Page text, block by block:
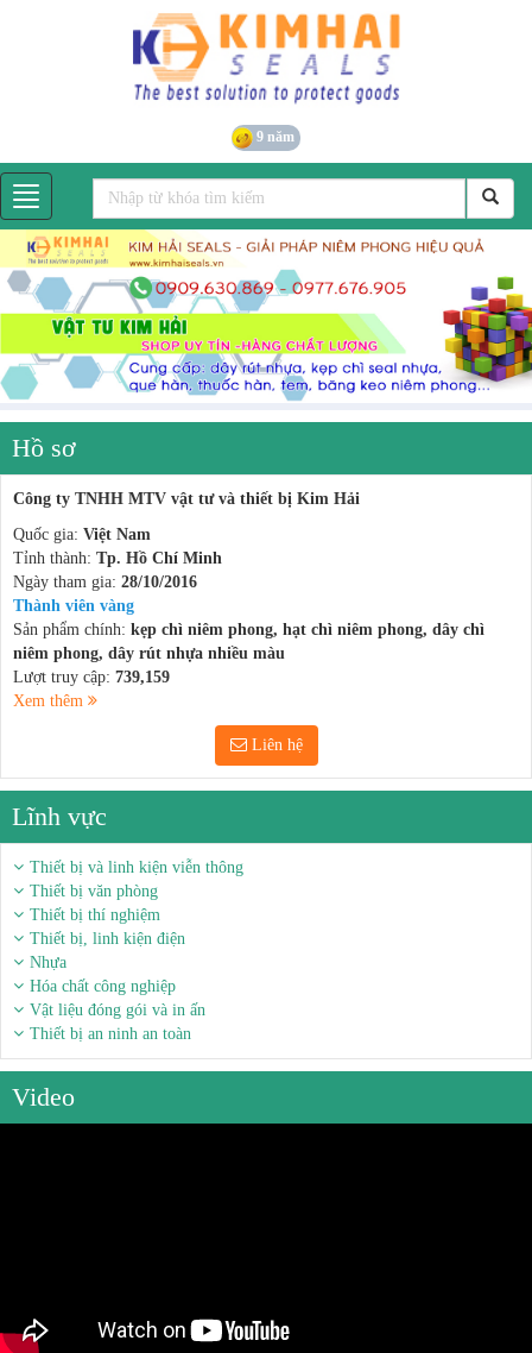
9 năm
Hồ sơ
Công ty TNHH MTV vật tư và thiết bị Kim Hải
Quốc gia: Việt Nam
Tỉnh thành: Tp. Hồ Chí Minh
Ngày tham gia: 28/10/2016
Thành viên vàng
Sản phẩm chính: kẹp chì niêm phong, hạt chì niêm phong, dây chì
niêm phong, dây rút nhựa nhiều màu
Lượt truy cập: 739,159
Xem thêm
Liên hệ
Lĩnh vực
Thiết bị và linh kiện viễn thông
Thiết bị văn phòng
Thiết bị thí nghiệm
Thiết bị, linh kiện điện
Nhựa
Hóa chất công nghiệp
Vật liệu đóng gói và in ấn
Thiết bị an ninh an toàn
Video